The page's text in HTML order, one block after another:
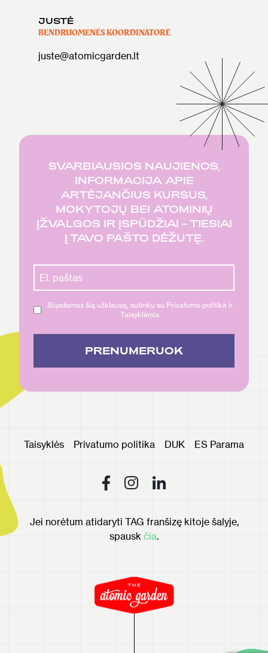
JUSTĖ
BENDRUOMENĖS KOORDINATORĖ
juste@atomicgarden.lt
SVARBIAUSIOS NAUJIENOS,
INFORMACIJA APIE
ARTĖJANČIUS KURSUS,
MOKYTOJŲ BEI ATOMINIŲ
ĮŽVALGOS IR ĮSPŪDŽIAI – TIESIAI
Į TAVO PAŠTO DĖŽUTĘ.
Siųsdamas šią užklausą, sutinku su Privatumo politika ir
Taisyklėmis.
PRENUMERUOK
Taisyklės Privatumo politika DUK ES Parama
Jei norėtum atidaryti TAG franšizę kitoje šalyje,
spausk čia.